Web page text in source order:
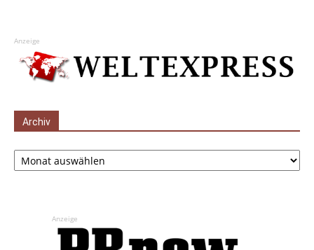
Anzeige
Archiv
Archiv
Anzeige